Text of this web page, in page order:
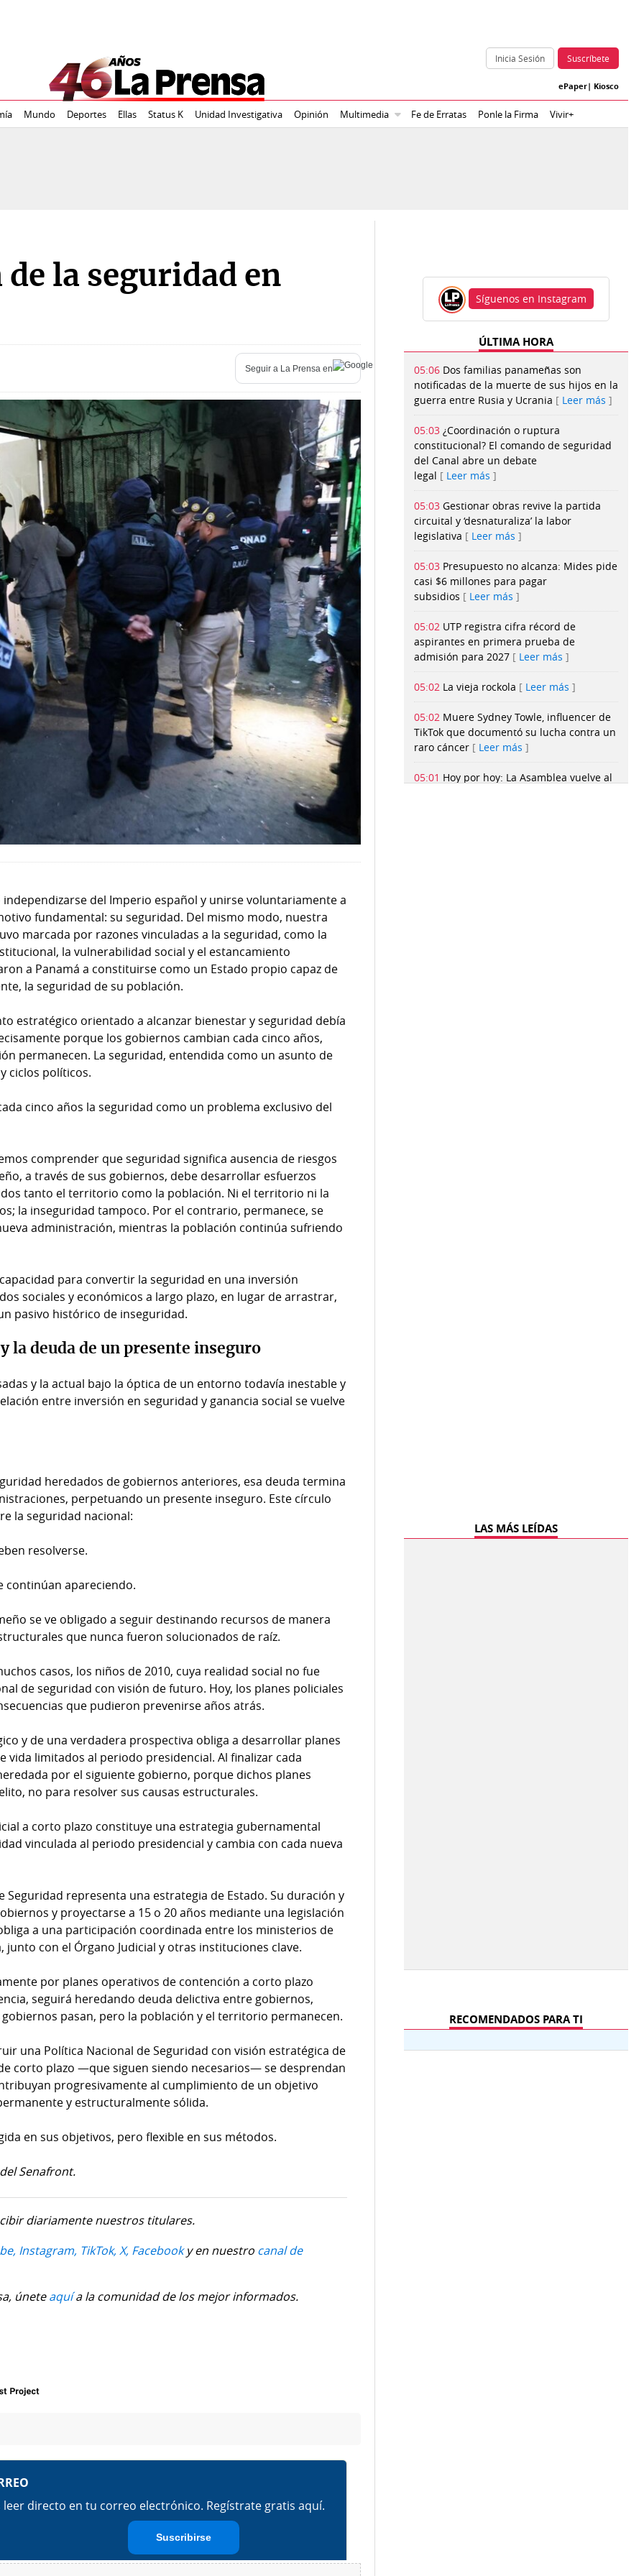
Inicia Sesión Suscríbete
ePaper| Kiosco
Mundo Deportes Ellas Status K Unidad Investigativa Opinión Multimedia Fe de Erratas Ponle la Firma Vivir+
la seguridad en
Seguir a La Prensa en
independizarse del Imperio español y unirse voluntariamente a
fundamental: su seguridad. Del mismo modo, nuestra
marcada por razones vinculadas a la seguridad, como la
la vulnerabilidad social y el estancamiento
a Panamá a constituirse como un Estado propio capaz de
la seguridad de su población.
estratégico orientado a alcanzar bienestar y seguridad debía
porque los gobiernos cambian cada cinco años,
permanecen. La seguridad, entendida como un asunto de
ciclos políticos.
cinco años la seguridad como un problema exclusivo del
comprender que seguridad significa ausencia de riesgos
a través de sus gobiernos, debe desarrollar esfuerzos
tanto el territorio como la población. Ni el territorio ni la
la inseguridad tampoco. Por el contrario, permanece, se
administración, mientras la población continúa sufriendo
para convertir la seguridad en una inversión
sociales y económicos a largo plazo, en lugar de arrastrar,
pasivo histórico de inseguridad.
la deuda de un presente inseguro
y la actual bajo la óptica de un entorno todavía inestable y
entre inversión en seguridad y ganancia social se vuelve
heredados de gobiernos anteriores, esa deuda termina
perpetuando un presente inseguro. Este círculo
la seguridad nacional:
resolverse.
continúan apareciendo.
se ve obligado a seguir destinando recursos de manera
que nunca fueron solucionados de raíz.
casos, los niños de 2010, cuya realidad social no fue
de seguridad con visión de futuro. Hoy, los planes policiales
que pudieron prevenirse años atrás.
y de una verdadera prospectiva obliga a desarrollar planes
vida limitados al periodo presidencial. Al finalizar cada
por el siguiente gobierno, porque dichos planes
no para resolver sus causas estructurales.
a corto plazo constituye una estrategia gubernamental
vinculada al periodo presidencial y cambia con cada nueva
Seguridad representa una estrategia de Estado. Su duración y
y proyectarse a 15 o 20 años mediante una legislación
a una participación coordinada entre los ministerios de
junto con el Órgano Judicial y otras instituciones clave.
por planes operativos de contención a corto plazo
seguirá heredando deuda delictiva entre gobiernos,
pasan, pero la población y el territorio permanecen.
una Política Nacional de Seguridad con visión estratégica de
corto plazo —que siguen siendo necesarios— se desprendan
progresivamente al cumplimiento de un objetivo
y estructuralmente sólida.
en sus objetivos, pero flexible en sus métodos.
Senafront.
diariamente nuestros titulares.
Instagram, TikTok, X, Facebooky en nuestro canal de
úneteaquía la comunidad de los mejor informados.
Síguenos en Instagram
ÚLTIMA HORA
05:06 Dos familias panameñas son
notificadas de la muerte de sus hijos en la
guerra entre Rusia y Ucrania
Leer más
05:03 ¿Coordinación o ruptura
constitucional? El comando de seguridad
del Canal abre un debate
legal
Leer más
05:03 Gestionar obras revive la partida
circuital y ‘desnaturaliza’ la labor
legislativa
Leer más
05:03 Presupuesto no alcanza: Mides pide
casi $6 millones para pagar
subsidios
Leer más
05:02 UTP registra cifra récord de
aspirantes en primera prueba de
admisión para 2027
Leer más
05:02 La vieja rockola Leer más
05:02 Muere Sydney Towle, influencer de
TikTok que documentó su lucha contra un
raro cáncer
Leer más
05:01 Hoy por hoy: La Asamblea vuelve al
LAS MÁS LEÍDAS
RECOMENDADOS PARA TI